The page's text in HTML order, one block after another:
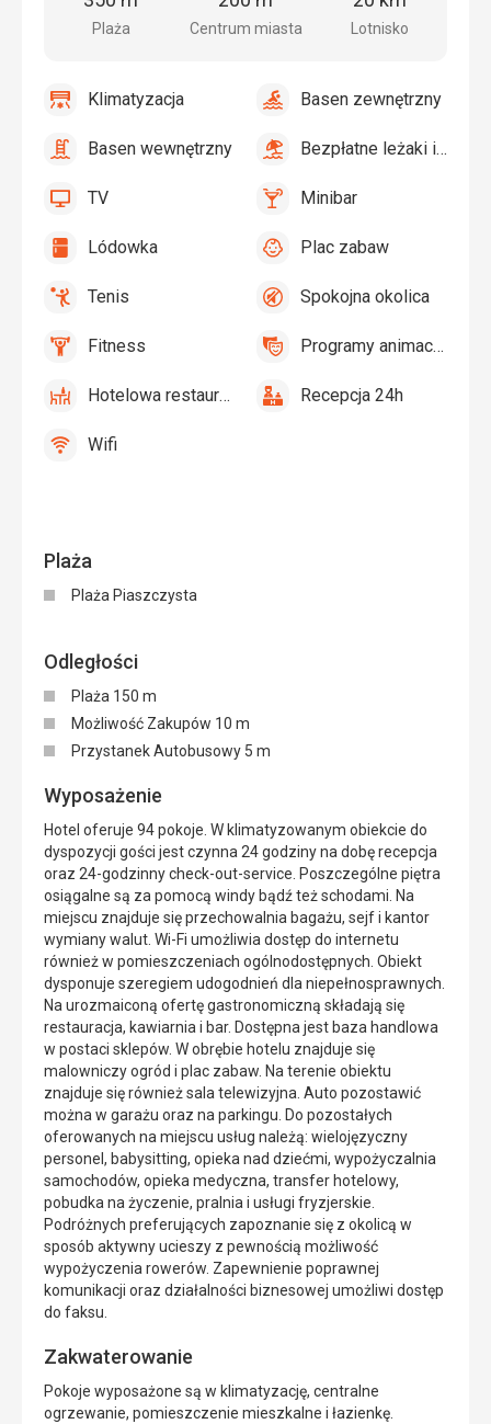
Plaża
Plaża Piaszczysta
Odległości
Plaża 150 m
Możliwość Zakupów 10 m
Przystanek Autobusowy 5 m
Wyposażenie
Hotel oferuje 94 pokoje. W klimatyzowanym obiekcie do
dyspozycji gości jest czynna 24 godziny na dobę recepcja
oraz 24-godzinny check-out-service. Poszczególne piętra
osiągalne są za pomocą windy bądź też schodami. Na
miejscu znajduje się przechowalnia bagażu, sejf i kantor
wymiany walut. Wi-Fi umożliwia dostęp do internetu
również w pomieszczeniach ogólnodostępnych. Obiekt
dysponuje szeregiem udogodnień dla niepełnosprawnych.
Na urozmaiconą ofertę gastronomiczną składają się
restauracja, kawiarnia i bar. Dostępna jest baza handlowa
w postaci sklepów. W obrębie hotelu znajduje się
malowniczy ogród i plac zabaw. Na terenie obiektu
znajduje się również sala telewizyjna. Auto pozostawić
można w garażu oraz na parkingu. Do pozostałych
oferowanych na miejscu usług należą: wielojęzyczny
personel, babysitting, opieka nad dziećmi, wypożyczalnia
samochodów, opieka medyczna, transfer hotelowy,
pobudka na życzenie, pralnia i usługi fryzjerskie.
Podróżnych preferujących zapoznanie się z okolicą w
sposób aktywny ucieszy z pewnością możliwość
wypożyczenia rowerów. Zapewnienie poprawnej
komunikacji oraz działalności biznesowej umożliwi dostęp
do faksu.
Zakwaterowanie
Pokoje wyposażone są w klimatyzację, centralne
ogrzewanie, pomieszczenie mieszkalne i łazienkę.
Plaża
Centrum miasta
Lotnisko
Klimatyzacja
Klimatyzacja
tak
BasenBasen zewnętrzny
tak
BasenBasen wewnętrzny
tak
Bezpłatne
i
przy
Bezpłatne leżaki i
tak
TV TV
tak
Minibar,Minibar
tak
LódowkaLódowka
tak
Plac
Basen
dzieci
Plac zabaw
tak
Tenis,Tenis
tak
Spokojna
Spokojna okolica
tak
FitnessFitness
tak
Programy
Programy animacyjne
tak
Hotelowa
Hotelowa restauracja
tak
RecepcjaRecepcja 24h
tak
Wifi Wifi
tak